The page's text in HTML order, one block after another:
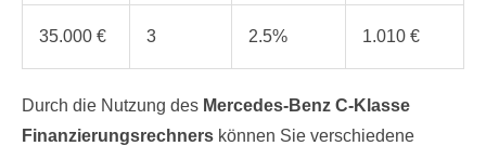
35.000 € 3 2.5% 1.010 €
Durch die Nutzung des Mercedes-Benz C-Klasse
Finanzierungsrechners können Sie verschiedene